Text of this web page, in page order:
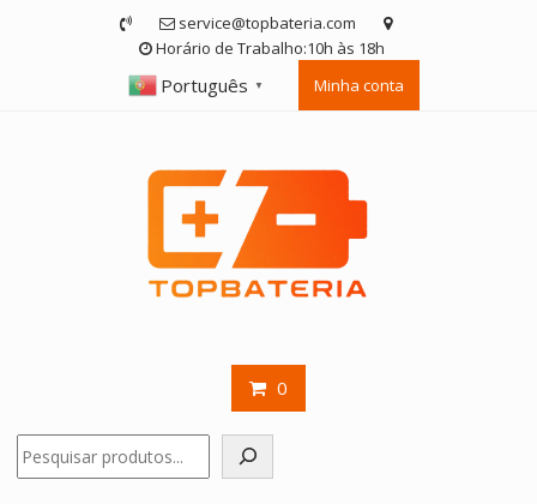
service@topbateria.com
Horário de Trabalho:10h às 18h
Português ▼ Minha conta
0